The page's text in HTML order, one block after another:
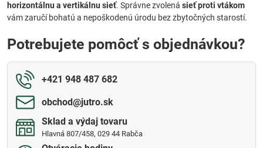
horizontálnu a vertikálnu sieť. Správne zvolená sieť proti vtákom
vám zaručí bohatú a nepoškodenú úrodu bez zbytočných starostí.
Potrebujete pomôcť s objednávkou?
+421 948 487 682
obchod​@jutro​.sk
Sklad a výdaj tovaru
Hlavná 807/458, 029 44 Rabča